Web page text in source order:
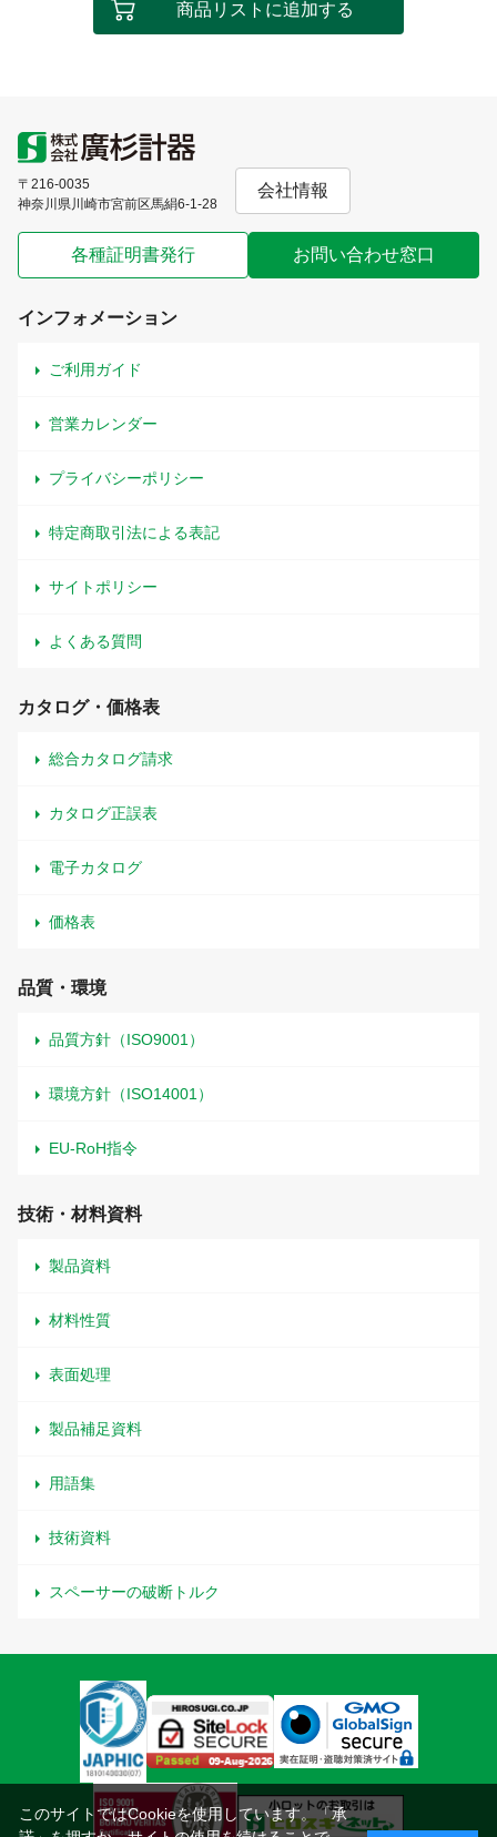
商品リストに追加する
〒216-0035
神奈川県川崎市宮前区馬絹6-1-28
会社情報
各種証明書発行 お問い合わせ窓口
インフォメーション
ご利用ガイド
営業カレンダー
プライバシーポリシー
特定商取引法による表記
サイトポリシー
よくある質問
カタログ・価格表
総合カタログ請求
カタログ正誤表
電子カタログ
価格表
品質・環境
品質方針（ISO9001）
環境方針（ISO14001）
EU-RoH指令
技術・材料資料
製品資料
材料性質
表面処理
製品補足資料
用語集
技術資料
スペーサーの破断トルク
このサイトではCookieを使用しています。「承